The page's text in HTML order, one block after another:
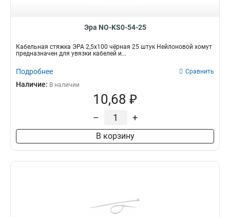
Эра NO-KS0-54-25
Кабельная стяжка ЭРА 2,5х100 чёрная 25 штук Нейлоновой хомут
предназначен для увязки кабелей и...
Подробнее Сравнить
Наличие: В наличии
10,68 ₽
– +
В корзину